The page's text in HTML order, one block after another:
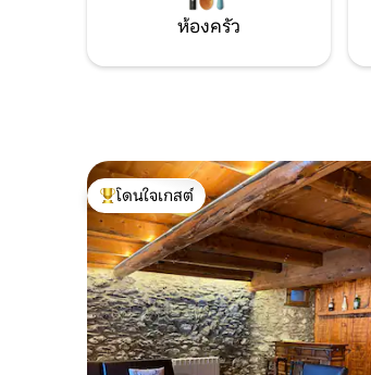
ห้องครัว
โดนใจเกสต์ที่สุด
โดนใจเกสต์